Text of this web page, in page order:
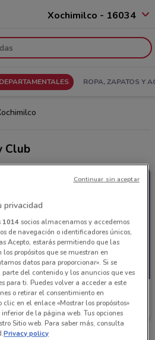
Xochimilco - 16034
ROPA, ZAPATOS Y
Club
privacidad
1014socios almacenamos y accedemos
de navegación o identificadores únicos,
Acepto, estarás permitiendo que las
propósitos que se muestran en
datos para proporcionar». Si se
del contenido y los anuncios que ves
para ti. Puedes volver a acceder a este
o retirar el consentimiento en
en el enlace «Mostrar los propósitos»
de la página web. Tus opciones
Sitio web. Para saber más, consulta
Privacy policy
Continuar sin aceptar